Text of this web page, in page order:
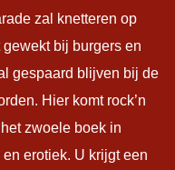
zal knetteren op
bij burgers en
gespaard blijven bij de
Hier komt rock’n
zwoele boek in
erotiek. U krijgt een